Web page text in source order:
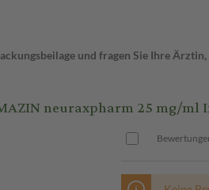
und fragen Sie Ihre
neuraxpharm 25 mg/